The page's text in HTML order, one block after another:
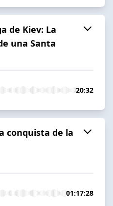
de Kiev: La
una Santa
20:32
conquista de la
01:17:28